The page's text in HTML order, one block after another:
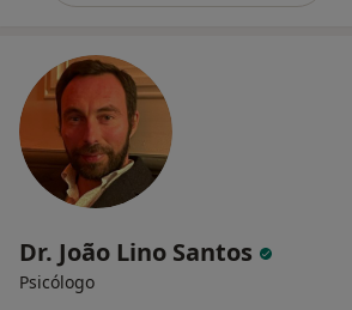
Dr. João Lino Santos
Psicólogo